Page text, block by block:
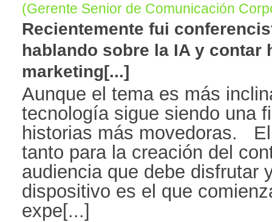
(Gerente Senior de Comunicación
Recientemente fui
hablando sobre la IA y
marketing[...]
Aunque el tema es más
tecnología sigue siendo una
historias más movedoras.
tanto para la creación del
audiencia que debe disfrutar
dispositivo es el que
expe[...]